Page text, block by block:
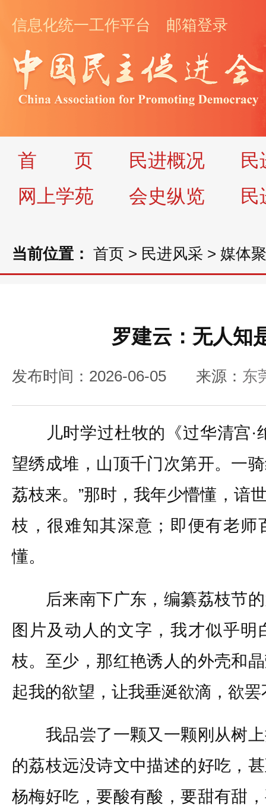
信息化统一工作平台 邮箱登录
首 页 民进概况
民
网上学苑
会史纵览 民
当前位置： 首页 > 民进风采 > 媒体
罗建云：无人知
发布时间：2026-06-05 来源： 东
儿时学过杜牧的《过华清宫·
望绣成堆，山顶千门次第开。一
荔枝来。”那时，我年少懵懂，谙
枝，很难知其深意；即便有老师
懂。
后来南下广东，编纂荔枝节的
图片及动人的文字，我才似乎
枝。至少，那红艳诱人的外壳和
起我的欲望，让我垂涎欲滴，欲罢
我品尝了一颗又一颗刚从树上
的荔枝远没诗文中描述的好吃，
杨梅好吃，要酸有酸，要甜有甜